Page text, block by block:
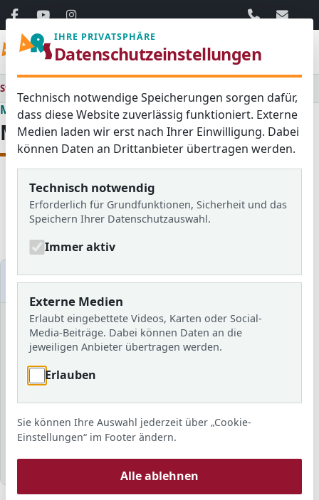
06103 / 30
Startseite
Medienraum
Medienraum
Alle Aktuelles
Bildergalerien
Schulzeitung
Medien filtern
Schuljahr
Schlagwort
Sortierung Anzahl
IHRE PRIVATSPHÄRE
Datenschutzeinstellungen
Technisch notwendige Speicherungen sorgen dafür,
dass diese Website zuverlässig funktioniert. Externe
Medien laden wir erst nach Ihrer Einwilligung. Dabei
können Daten an Drittanbieter übertragen werden.
Technisch notwendig
Erforderlich für Grundfunktionen, Sicherheit und das
Speichern Ihrer Datenschutzauswahl.
Immer aktiv
Externe Medien
Erlaubt eingebettete Videos, Karten oder Social-
Media-Beiträge. Dabei können Daten an die
jeweiligen Anbieter übertragen werden.
Erlauben
Sie können Ihre Auswahl jederzeit über „Cookie-
Einstellungen“ im Footer ändern.
Alle ablehnen